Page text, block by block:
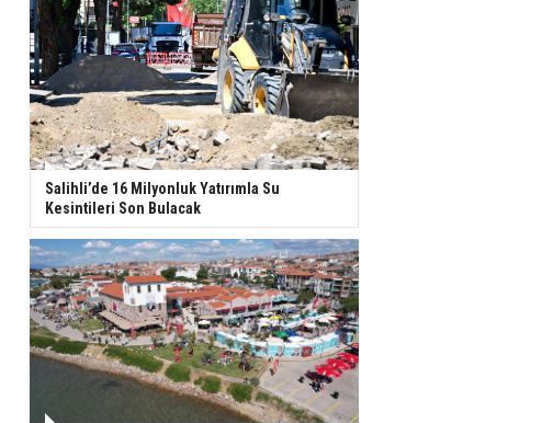
Salihli’de 16 Milyonluk Yatırımla Su
Kesintileri Son Bulacak